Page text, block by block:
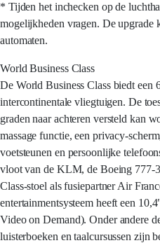
* Tijden het inchecken op de
mogelijkheden vragen. De upgrade
automaten.
World Business Class
De World Business Class biedt een
intercontinentale vliegtuigen. De
graden naar achteren versteld kan
massage functie, een privacy-
voetsteunen en persoonlijke
vloot van de KLM, de Boeing 777-
Class-stoel als fusiepartner Air
entertainmentsysteem heeft een
Video on Demand). Onder andere
luisterboeken en taalcursussen zijn